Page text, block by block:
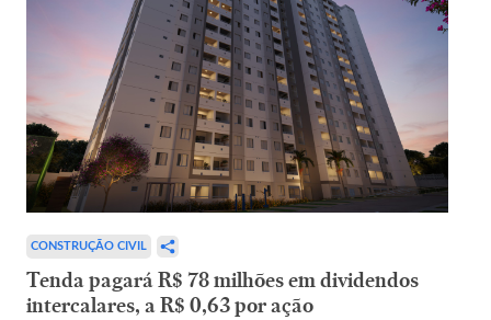
CONSTRUÇÃO CIVIL
Tenda pagará R$ 78 milhões em dividendos
intercalares, a R$ 0,63 por ação